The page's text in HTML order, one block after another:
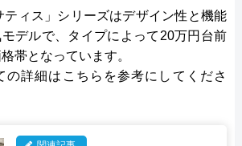
ティス」シリーズはデザイン性と機能
デルで、タイプによって20万円台前
帯となっています。
の詳細はこちらを参考にしてくださ